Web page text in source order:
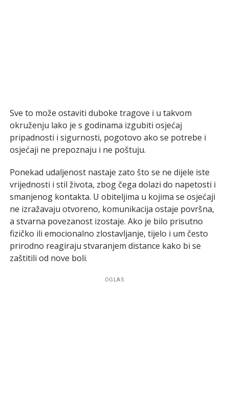
Sve to može ostaviti duboke tragove i u takvom
okruženju lako je s godinama izgubiti osjećaj
pripadnosti i sigurnosti, pogotovo ako se potrebe i
osjećaji ne prepoznaju i ne poštuju.
Ponekad udaljenost nastaje zato što se ne dijele iste
vrijednosti i stil života, zbog čega dolazi do napetosti i
smanjenog kontakta. U obiteljima u kojima se osjećaji
ne izražavaju otvoreno, komunikacija ostaje površna,
a stvarna povezanost izostaje. Ako je bilo prisutno
fizičko ili emocionalno zlostavljanje, tijelo i um često
prirodno reagiraju stvaranjem distance kako bi se
zaštitili od nove boli.
OGLAS